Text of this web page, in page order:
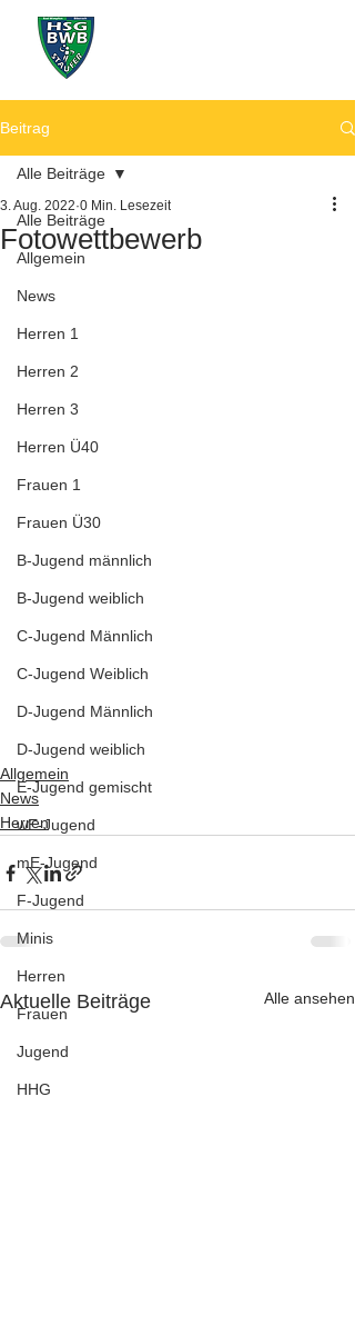
Beitrag
Alle Beiträge
Allgemein
News
Herren 1
Herren 2
Herren 3
Herren Ü40
Frauen 1
Frauen Ü30
B-Jugend männlich
B-Jugend weiblich
C-Jugend Männlich
C-Jugend Weiblich
D-Jugend Männlich
D-Jugend weiblich
E-Jugend gemischt
wE-Jugend
mE-Jugend
F-Jugend
Minis
Herren
Frauen
Jugend
HHG
Alle Beiträge
Fotowettbewerb
3. Aug. 2022 0 Min. Lesezeit
Allgemein
News
Herren
Aktuelle Beiträge Alle ansehen